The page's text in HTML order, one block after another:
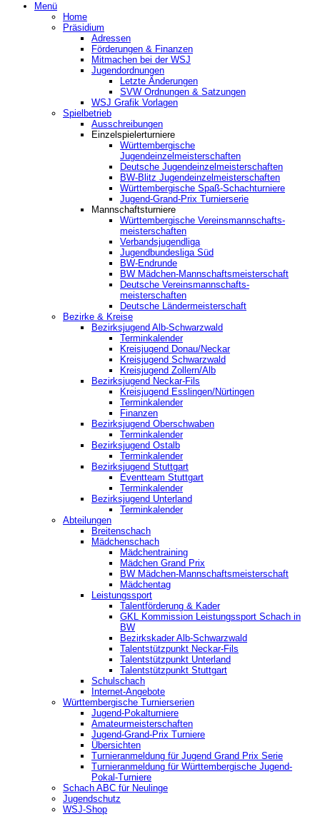
Menü
Home
Präsidium
Adressen
Förderungen & Finanzen
Mitmachen bei der WSJ
Jugendordnungen
Letzte Änderungen
SVW Ordnungen & Satzungen
WSJ Grafik Vorlagen
Spielbetrieb
Ausschreibungen
Einzelspielerturniere
Württembergische
Jugendeinzelmeisterschaften
Deutsche Jugendeinzelmeisterschaften
BW-Blitz Jugendeinzelmeisterschaften
Württembergische Spaß-Schachturniere
Jugend-Grand-Prix Turnierserie
Mannschaftsturniere
Württembergische Vereinsmannschafts-
meisterschaften
Verbandsjugendliga
Jugendbundesliga Süd
BW-Endrunde
BW Mädchen-Mannschaftsmeisterschaft
Deutsche Vereinsmannschafts-
meisterschaften
Deutsche Ländermeisterschaft
Bezirke & Kreise
Bezirksjugend Alb-Schwarzwald
Terminkalender
Kreisjugend Donau/Neckar
Kreisjugend Schwarzwald
Kreisjugend Zollern/Alb
Bezirksjugend Neckar-Fils
Kreisjugend ‎Esslingen/Nürtingen
Terminkalender
Finanzen
Bezirksjugend Oberschwaben
Terminkalender
Bezirksjugend Ostalb
Terminkalender
Bezirksjugend Stuttgart
‎Eventteam Stuttgart
Terminkalender
Bezirksjugend Unterland
Terminkalender
Abteilungen
Breitenschach
Mädchenschach
Mädchentraining
Mädchen Grand Prix
BW Mädchen-Mannschaftsmeisterschaft
Mädchentag
Leistungssport
Talentförderung & Kader
GKL Kommission Leistungssport Schach in
BW
Bezirkskader Alb-Schwarzwald
Talentstützpunkt Neckar-Fils
Talentstützpunkt Unterland
Talentstützpunkt Stuttgart
Schulschach
Internet-Angebote
Württembergische Turnierserien
Jugend-Pokalturniere
Amateurmeisterschaften
Jugend-Grand-Prix Turniere
Übersichten
Turnieranmeldung für Jugend Grand Prix Serie
Turnieranmeldung für Württembergische Jugend-
Pokal-Turniere
Schach ABC für Neulinge
Jugendschutz
WSJ-Shop